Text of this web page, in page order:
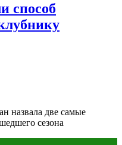
способ
назвала две самые
сезона